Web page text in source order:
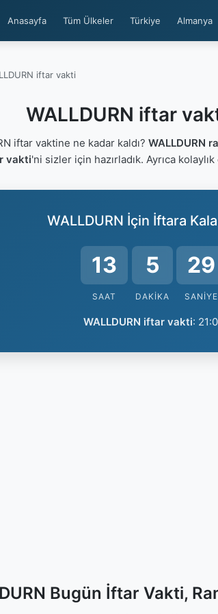
Anasayfa Tüm Ülkeler Türkiye Almanya
iftar vakti
WALLDURN iftar
iftar vaktine ne kadar kaldı? WALLDURN
vakti'ni sizler için hazırladık. Ayrıca kolaylık
WALLDURN İçin İftara
13
SAAT
5
DAKIKA
28
SANIYE
WALLDURN iftar vakti:
Bugün İftar Vakti,